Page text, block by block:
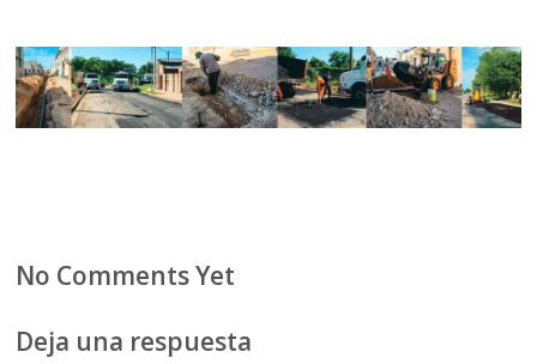
No Comments Yet
Deja una respuesta